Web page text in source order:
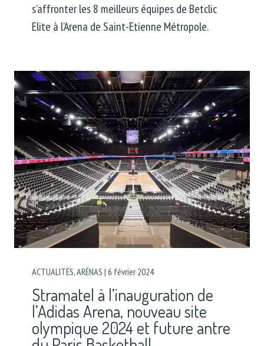
s’affronter les 8 meilleurs équipes de Betclic
Elite à l’Arena de Saint-Etienne Métropole.
ACTUALITÉS,ARÉNAS | 6 février 2024
Stramatel à l’inauguration de
l’Adidas Arena, nouveau site
olympique 2024 et future antre